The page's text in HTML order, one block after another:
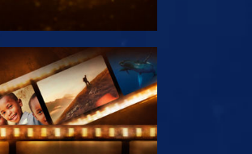
DÉCOUVRIR LES SÉRIES